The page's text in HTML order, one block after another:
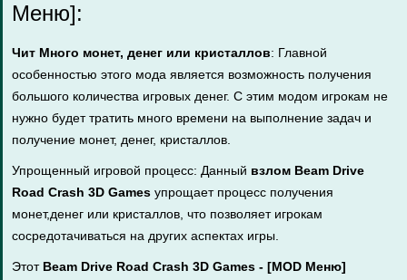
Меню]:
Чит Много монет, денег или кристаллов: Главной
особенностью этого мода является возможность получения
большого количества игровых денег. С этим модом игрокам не
нужно будет тратить много времени на выполнение задач и
получение монет, денег, кристаллов.
Упрощенный игровой процесс: Данный взлом Beam Drive
Road Crash 3D Games упрощает процесс получения
монет,денег или кристаллов, что позволяет игрокам
сосредотачиваться на других аспектах игры.
Этот Beam Drive Road Crash 3D Games - [MOD Меню]